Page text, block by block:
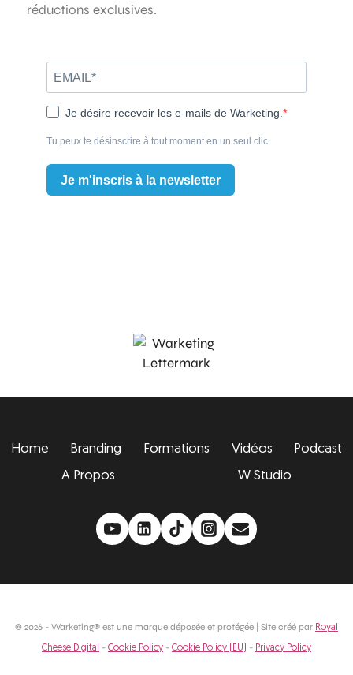
réductions exclusives.
Je désire recevoir les e-mails de Warketing.
Tu peux te désinscrire à tout moment en un seul clic.
Je m'inscris à la newsletter
Home Branding Formations Vidéos
Podcast
A Propos
W Studio
© 2026 - Warketing® est une marque déposée et protégée | Site créé par Royal
Cheese Digital - Cookie Policy - Cookie Policy (EU) - Privacy Policy